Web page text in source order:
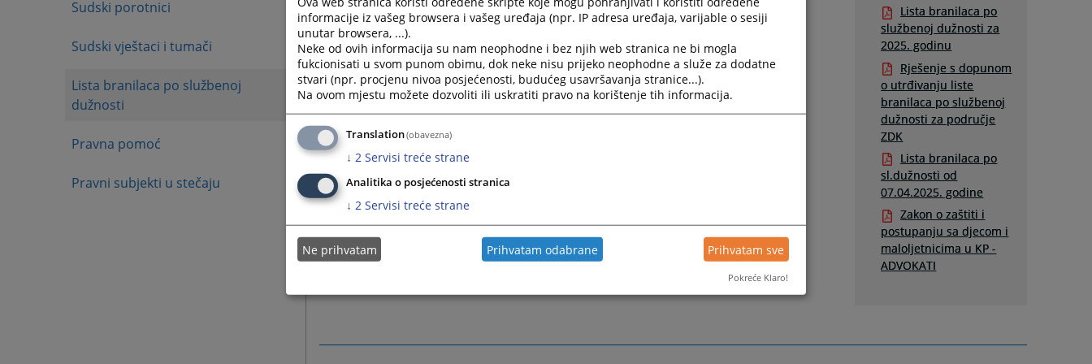
Sudski porotnici
Sudski vještaci i tumači
Lista branilaca po službenoj
dužnosti
Pravna pomoć
Pravni subjekti u stečaju
Lista branilaca po
službenoj dužnosti za
2025. godinu
Rješenje s dopunom
o utrđivanju liste
branilaca po službenoj
dužnosti za područje
ZDK
Lista branilaca po
sl.dužnosti od
07.04.2025. godine
Zakon o zaštiti i
postupanju sa djecom i
maloljetnicima u KP -
ADVOKATI
informacije iz vašeg browsera i vašeg uređaja (npr. IP adresa uređaja, varijable o sesiji
unutar browsera, ...).
Neke od ovih informacija su nam neophodne i bez njih web stranica ne bi mogla
fukcionisati u svom punom obimu, dok neke nisu prijeko neophodne a služe za dodatne
stvari (npr. procjenu nivoa posjećenosti, budućeg usavršavanja stranice...).
Na ovom mjestu možete dozvoliti ili uskratiti pravo na korištenje tih informacija.
Translation(obavezna)
↓ 2 Servisi treće strane
Analitika o posjećenosti stranica
↓ 2 Servisi treće strane
Ne prihvatam Prihvatam odabrane Prihvatam sve
Pokreće Klaro!